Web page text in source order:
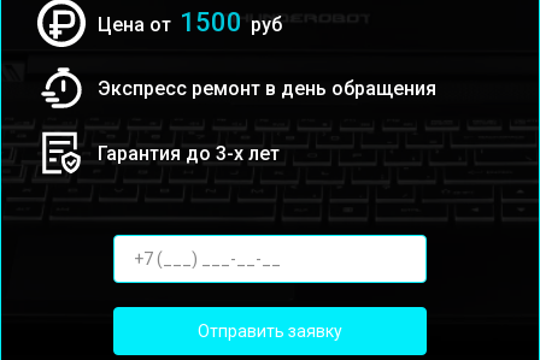
Цена от 1500 руб
Экспресс ремонт в день обращения
Гарантия до 3-х лет
Отправить заявку